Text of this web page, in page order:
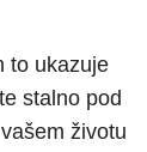
to ukazuje
stalno pod
životu